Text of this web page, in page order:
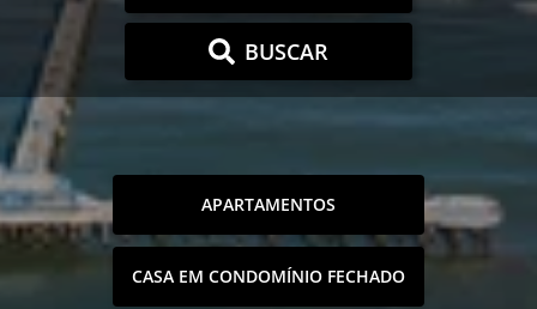
BUSCAR
APARTAMENTOS
CASA EM CONDOMÍNIO FECHADO